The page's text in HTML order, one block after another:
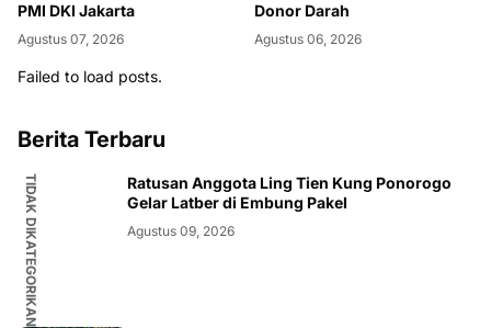
PMI DKI Jakarta
Agustus 07, 2026
Donor Darah
Agustus 06, 2026
Failed to load posts.
Berita Terbaru
TIDAK DIKATEGORIKAN
Ratusan Anggota Ling Tien Kung Ponorogo
Gelar Latber di Embung Pakel
Agustus 09, 2026